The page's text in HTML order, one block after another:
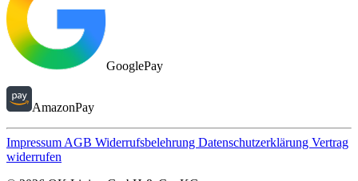
GooglePay
AmazonPay
ImpressumAGB Widerrufsbelehrung Datenschutzerklärung Vertrag
widerrufen